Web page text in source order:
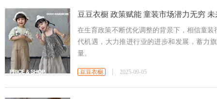
豆豆衣橱 政策赋能 童装市场潜力无穷
在生育政策不断优化调整的背景下，相信童
代机遇，大力推进行业的进步和发展，蓄力
量。
豆豆衣橱 2025-09-05